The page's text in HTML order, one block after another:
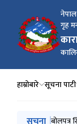
गृह
हाम्रोबारे सूचना पाटी
मुख्य नेभिगेसनमा
Prison
प्रेस
२०८२